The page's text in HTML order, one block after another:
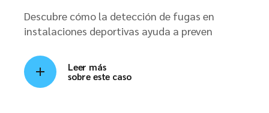
Descubre cómo la detección de fugas en
instalaciones deportivas ayuda a preven
Leer más
sobre este caso